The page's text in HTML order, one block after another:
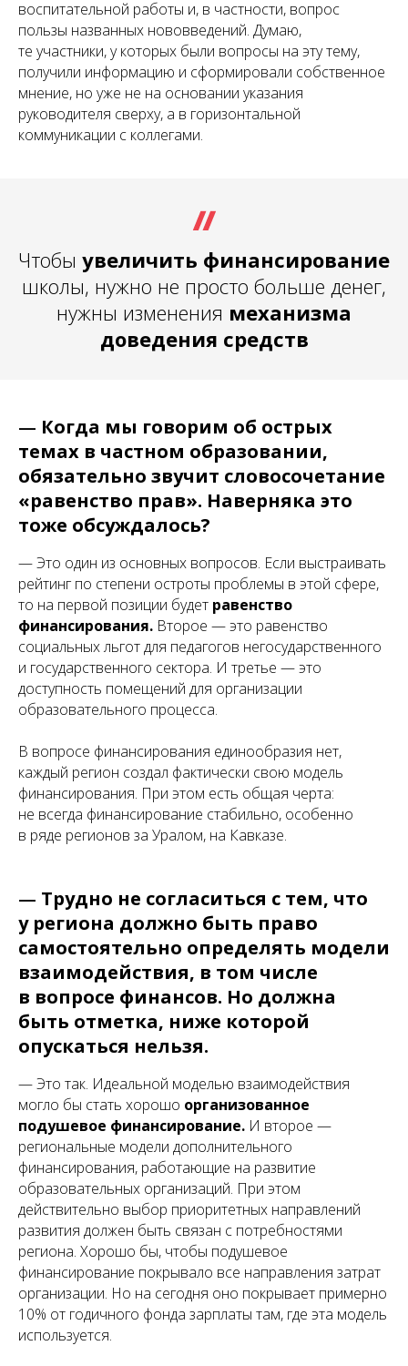
воспитательной работы и, в частности, вопрос
пользы названных нововведений. Думаю,
те участники, у которых были вопросы на эту тему,
получили информацию и сформировали собственное
мнение, но уже не на основании указания
руководителя сверху, а в горизонтальной
коммуникации с коллегами.
Чтобы увеличить финансирование
школы, нужно не просто больше денег,
нужны изменения механизма
доведения средств
— Когда мы говорим об острых
темах в частном образовании,
обязательно звучит словосочетание
«равенство прав». Наверняка это
тоже обсуждалось?
— Это один из основных вопросов. Если выстраивать
рейтинг по степени остроты проблемы в этой сфере,
то на первой позиции будет равенство
финансирования. Второе — это равенство
социальных льгот для педагогов негосударственного
и государственного сектора. И третье — это
доступность помещений для организации
образовательного процесса.
В вопросе финансирования единообразия нет,
каждый регион создал фактически свою модель
финансирования. При этом есть общая черта:
не всегда финансирование стабильно, особенно
в ряде регионов за Уралом, на Кавказе.
— Трудно не согласиться с тем, что
у региона должно быть право
самостоятельно определять модели
взаимодействия, в том числе
в вопросе финансов. Но должна
быть отметка, ниже которой
опускаться нельзя.
— Это так. Идеальной моделью взаимодействия
могло бы стать хорошо организованное
подушевое финансирование. И второе —
региональные модели дополнительного
финансирования, работающие на развитие
образовательных организаций. При этом
действительно выбор приоритетных направлений
развития должен быть связан с потребностями
региона. Хорошо бы, чтобы подушевое
финансирование покрывало все направления затрат
организации. Но на сегодня оно покрывает примерно
10% от годичного фонда зарплаты там, где эта модель
используется.